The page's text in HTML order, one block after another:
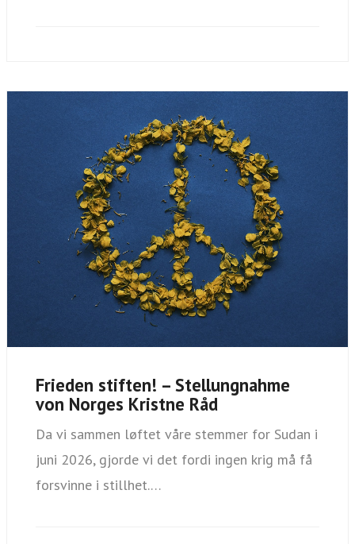
Frieden stiften! – Stellungnahme
von Norges Kristne Råd
Da vi sammen løftet våre stemmer for Sudan i
juni 2026, gjorde vi det fordi ingen krig må få
forsvinne i stillhet.…